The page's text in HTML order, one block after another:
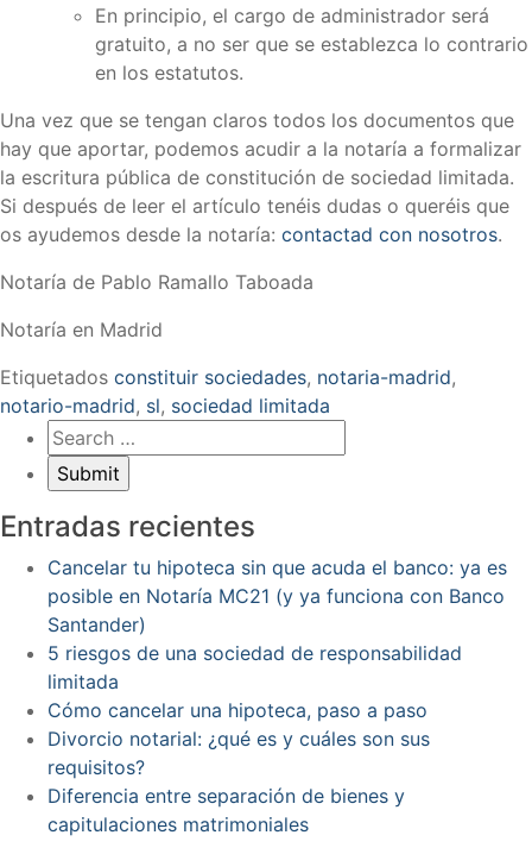
En principio, el cargo de administrador será
gratuito, a no ser que se establezca lo contrario
en los estatutos.
Una vez que se tengan claros todos los documentos que
hay que aportar, podemos acudir a la notaría a formalizar
la escritura pública de constitución de sociedad limitada.
Si después de leer el artículo tenéis dudas o queréis que
os ayudemos desde la notaría: contactad con nosotros.
Notaría de Pablo Ramallo Taboada
Notaría en Madrid
Etiquetados constituir sociedades, notaria-madrid,
notario-madrid, sl, sociedad limitada
Entradas recientes
Cancelar tu hipoteca sin que acuda el banco: ya es
posible en Notaría MC21 (y ya funciona con Banco
Santander)
5 riesgos de una sociedad de responsabilidad
limitada
Cómo cancelar una hipoteca, paso a paso
Divorcio notarial: ¿qué es y cuáles son sus
requisitos?
Diferencia entre separación de bienes y
capitulaciones matrimoniales